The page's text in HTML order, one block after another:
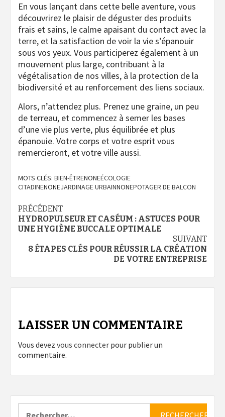
En vous lançant dans cette belle aventure, vous
découvrirez le plaisir de déguster des produits
frais et sains, le calme apaisant du contact avec la
terre, et la satisfaction de voir la vie s’épanouir
sous vos yeux. Vous participerez également à un
mouvement plus large, contribuant à la
végétalisation de nos villes, à la protection de la
biodiversité et au renforcement des liens sociaux.
Alors, n’attendez plus. Prenez une graine, un peu
de terreau, et commencez à semer les bases
d’une vie plus verte, plus équilibrée et plus
épanouie. Votre corps et votre esprit vous
remercieront, et votre ville aussi.
MOTS CLÉS: BIEN-ÊTRENONEÉCOLOGIE
CITADINENONEJARDINAGE URBAINNONEPOTAGER DE BALCON
Navigation
d’article
PRÉCÉDENT
HYDROPULSEUR ET CASÉUM : ASTUCES POUR
UNE HYGIÈNE BUCCALE OPTIMALE
SUIVANT
8 ÉTAPES CLÉS POUR RÉUSSIR LA CRÉATION
DE VOTRE ENTREPRISE
LAISSER UN COMMENTAIRE
Vous devez vous connecter pour publier un
commentaire.